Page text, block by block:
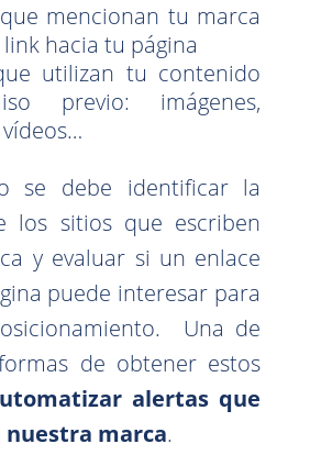
mencionan tu marca
hacia tu página
utilizan tu contenido
previo: imágenes,
se debe identificar la
los sitios que escriben
y evaluar si un enlace
puede interesar para
Una de
de obtener estos
alertas que
marca.